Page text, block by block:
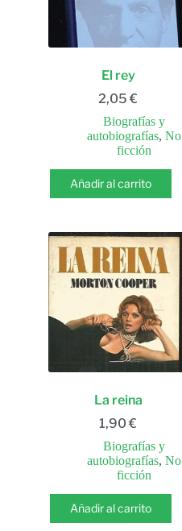
El rey
2,05€
Biografías y
autobiografías,No
ficción
Añadir al carrito
La reina
1,90€
Biografías y
autobiografías,No
ficción
Añadir al carrito